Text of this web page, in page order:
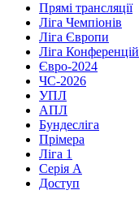
Прямі трансляції
Ліга Чемпіонів
Ліга Європи
Ліга Конференцій
Євро-2024
ЧС-2026
УПЛ
АПЛ
Бундесліга
Прімера
Ліга 1
Серія А
Доступ